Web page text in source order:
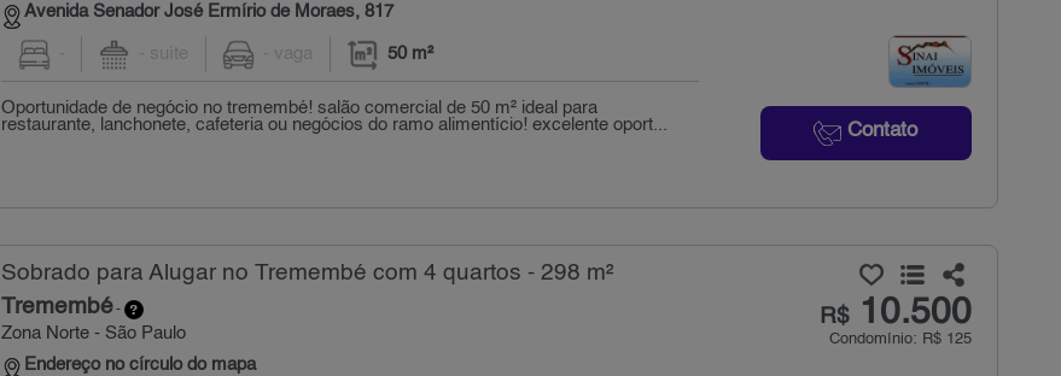
Avenida Senador José Ermírio de Moraes, 817
Contato
- - suíte - vaga 50 m²
Oportunidade de negócio no tremembé! salão comercial de 50 m² ideal para
restaurante, lanchonete, cafeteria ou negócios do ramo alimentício! excelente oport...
Sobrado para Alugar no Tremembé com 4 quartos - 298 m²
Tremembé-
Zona Norte - São Paulo
Endereço no círculo do mapa
R$10.500
Condomínio: R$ 125